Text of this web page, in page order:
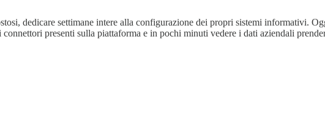
dedicare settimane intere alla configurazione dei propri sistemi informativi.
presenti sulla piattaforma e in pochi minuti vedere i dati aziendali